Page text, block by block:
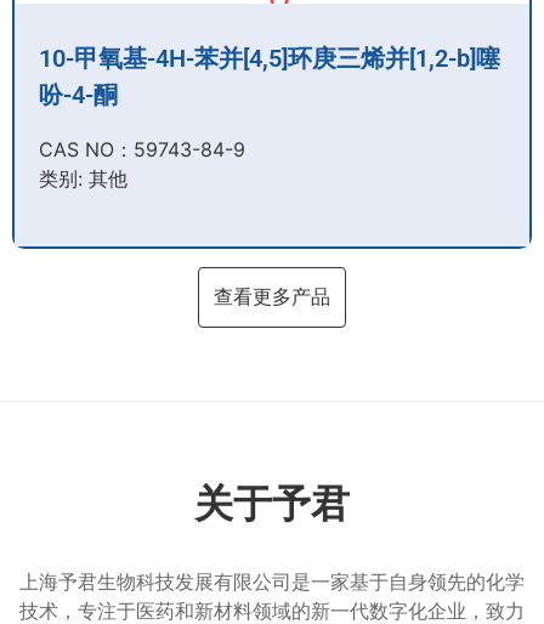
10-甲氧基-4H-苯并[4,5]环庚三烯并[1,2-b]噻
吩-4-酮
CAS NO：59743-84-9​
类别: 其他
查看更多产品
关于予君
上海予君生物科技发展有限公司是一家基于自身领先的化学
技术，专注于医药和新材料领域的新一代数字化企业，致力